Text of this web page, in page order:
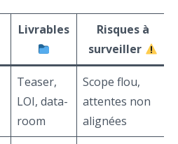
Livrables
Risques à
surveiller
Teaser,
LOI, data-
room
Scope flou,
attentes non
alignées